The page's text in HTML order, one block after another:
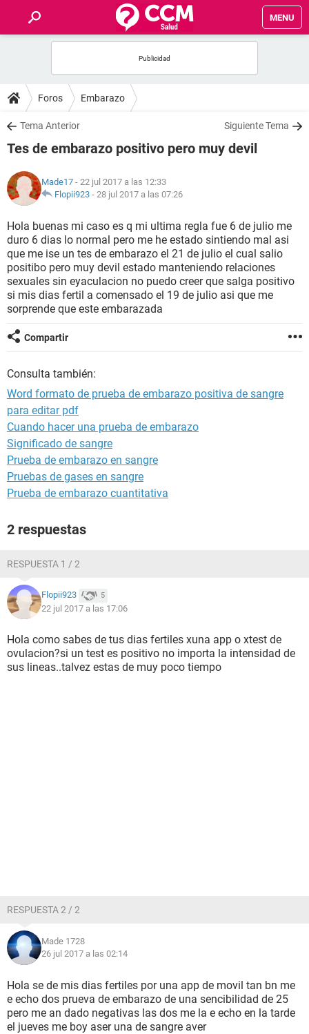
MENU
FOROS
SALUD
NUTRICIÓN
BIENESTAR
SEXUALIDAD
GLOSARIO
Foros Embarazo
Tema Anterior Siguiente Tema
Tes de embarazo positivo pero muy devil
Made17 - 22 jul 2017 a las 12:33
Flopii923 - 28 jul 2017 a las 07:26
Hola buenas mi caso es q mi ultima regla fue 6 de julio me
duro 6 dias lo normal pero me he estado sintiendo mal asi
que me ise un tes de embarazo el 21 de julio el cual salio
positibo pero muy devil estado manteniendo relaciones
sexuales sin eyaculacion no puedo creer que salga positivo
si mis dias fertil a comensado el 19 de julio asi que me
sorprende que este embarazada
Compartir
Consulta también:
Word formato de prueba de embarazo positiva de sangre
para editar pdf
Cuando hacer una prueba de embarazo
Significado de sangre
Prueba de embarazo en sangre
Pruebas de gases en sangre
Prueba de embarazo cuantitativa
2 respuestas
RESPUESTA 1 / 2
Flopii923 5
22 jul 2017 a las 17:06
Hola como sabes de tus dias fertiles xuna app o xtest de
ovulacion?si un test es positivo no importa la intensidad de
sus lineas..talvez estas de muy poco tiempo
RESPUESTA 2 / 2
Made 1728
26 jul 2017 a las 02:14
Hola se de mis dias fertiles por una app de movil tan bn me
e echo dos prueva de embarazo de una sencibilidad de 25
pero me an dado negativas las dos me la e echo en la tarde
el jueves me boy aser una de sangre aver